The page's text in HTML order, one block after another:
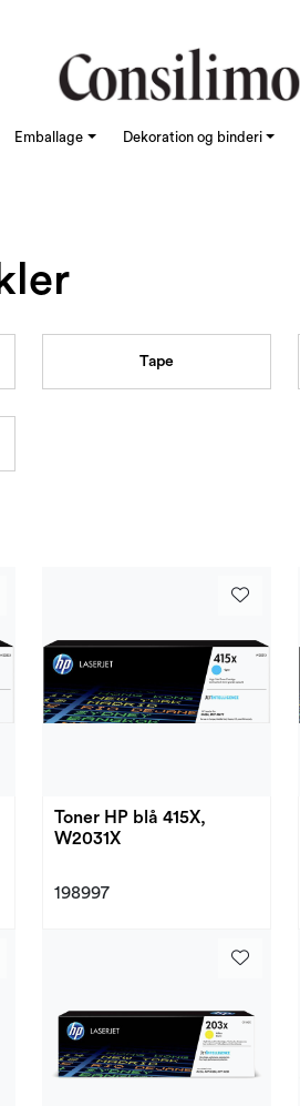
Emballage Dekoration og binderi
Tape
Toner HP blå 415X,
W2031X
198997